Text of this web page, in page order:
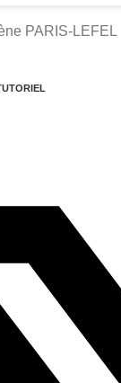
PARIS-LEFEL